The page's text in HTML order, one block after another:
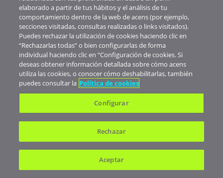
Conoce más
Manuales
Amplía tus conocimientos
elaborado a partir de tus hábitos y el análisis de tu
comportamiento dentro de la web de acens (por ejemplo,
secciones visitadas, consultas realizadas o links visitados).
Puedes rechazar la utilización de cookies haciendo clic en
“Rechazarlas todas” o bien configurarlas de forma
individual haciendo clic en “Configuración de cookies. Si
deseas obtener información detallada sobre cómo acens
utiliza las cookies, o conocer cómo deshabilitarlas, también
puedes consultar la Política de cookies
Configurar
Rechazar
Aceptar